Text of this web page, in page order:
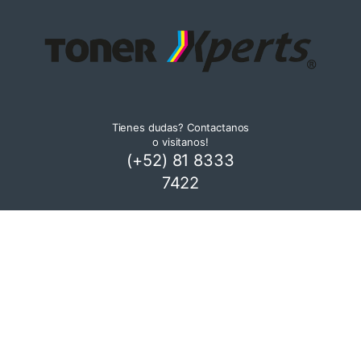
Tienes dudas? Contactanos
o visitanos!
(+52) 81 8333
7422